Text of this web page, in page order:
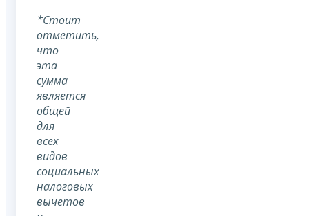
*Стоит
отметить,
что
эта
сумма
является
общей
для
всех
видов
социальных
налоговых
вычетов